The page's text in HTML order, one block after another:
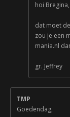
hoi Bregina,
dat moet
zou je een
mania.nl
gr. Jeffrey
TMP
Goedendag,